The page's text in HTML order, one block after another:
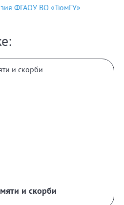
ФГАОУ ВО «ТюмГУ»
и скорби